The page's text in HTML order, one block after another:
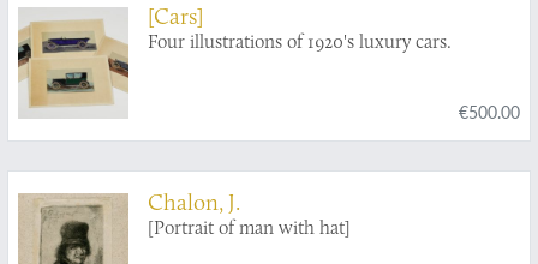
[Cars]
Four illustrations of 1920's luxury cars.
€500.00
Chalon, J.
[Portrait of man with hat]